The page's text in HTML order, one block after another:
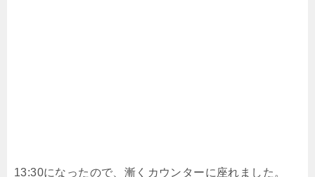
13:30になったので、漸くカウンターに座れました。